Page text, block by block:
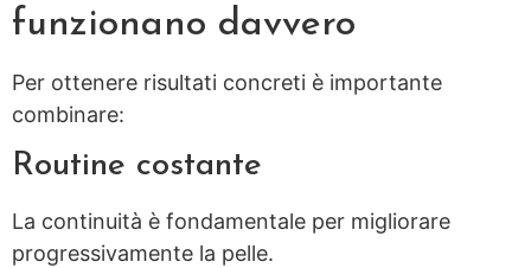
funzionano davvero
Per ottenere risultati concreti è importante
combinare:
Routine costante
La continuità è fondamentale per migliorare
progressivamente la pelle.